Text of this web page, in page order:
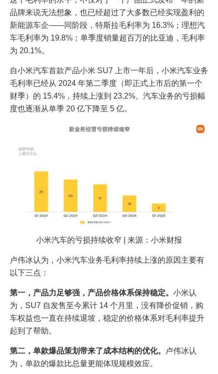
品牌来说无法想象，也已经超过了大多数已经实现盈利的
新能源车企——同阶段，特斯拉毛利率为 16.3%；理想汽
车毛利率为 19.8%；单季度销量超百万的比亚迪，毛利率
为 20.1%。
自小米汽车首款产品小米 SU7 上市一年后，小米汽车业务
毛利率已经从 2024 年第二季度（即正式上市后的第一个
财季）的 15.4%，持续上涨到 23.2%。汽车业务的亏损幅
度也逐渐从单季 20 亿下降至 5 亿。
小米汽车的亏损持续收窄 | 来源：小米财报
卢伟冰认为，小米汽车业务毛利率持续上涨的原因主要有
以下三点：
第一，产品力足够强，产品价格体系保持稳定。 小米认
为，SU7 自发售至今累计 14 个月里，没有降价促销，购
车权益也一直在持续退坡，稳定的价格体系对毛利率提升
起到了帮助。
第二，单款爆品策划带来了成本结构的优化。
卢伟冰认
为，单款的爆款比总量更能体现规模效应。